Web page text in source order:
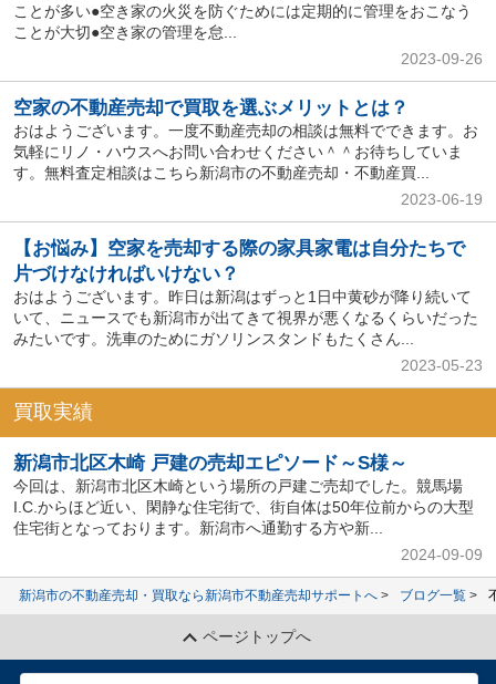
ことが多い●空き家の火災を防ぐためには定期的に管理をおこなう
ことが大切●空き家の管理を怠...
2023-09-26
空家の不動産売却で買取を選ぶメリットとは？
おはようございます。一度不動産売却の相談は無料でできます。お
気軽にリノ・ハウスへお問い合わせください＾＾お待ちしていま
す。無料査定相談はこちら新潟市の不動産売却・不動産買...
2023-06-19
【お悩み】空家を売却する際の家具家電は自分たちで
片づけなければいけない？
おはようございます。昨日は新潟はずっと1日中黄砂が降り続いて
いて、ニュースでも新潟市が出てきて視界が悪くなるくらいだった
みたいです。洗車のためにガソリンスタンドもたくさん...
2023-05-23
買取実績
新潟市北区木崎 戸建の売却エピソード～S様～
今回は、新潟市北区木崎という場所の戸建ご売却でした。競馬場
I.C.からほど近い、閑静な住宅街で、街自体は50年位前からの大型
住宅街となっております。新潟市へ通勤する方や新...
2024-09-09
新潟市の不動産売却・買取なら新潟市不動産売却サポートへ ブログ一覧
ページトップへ